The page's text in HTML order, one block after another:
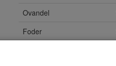
Ovandel
Foder